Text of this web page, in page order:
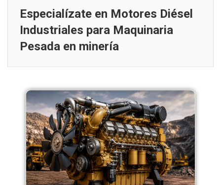
Especialízate en Motores Diésel
Industriales para Maquinaria
Pesada en minería